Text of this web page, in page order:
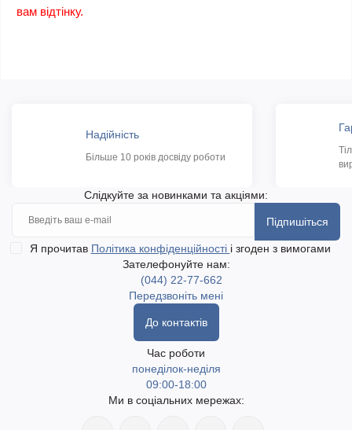
вам відтінку.
Надійність
Більше 10 років досвіду роботи
Слідкуйте за новинками та акціями:
Підпишіться
Я прочитав Політика конфіденційності і згоден з вимогами
Зателефонуйте нам:
(044) 22-77-662
Передзвоніть мені
До контактів
Час роботи
понеділок-неділя
09:00-18:00
Ми в соціальних мережах: